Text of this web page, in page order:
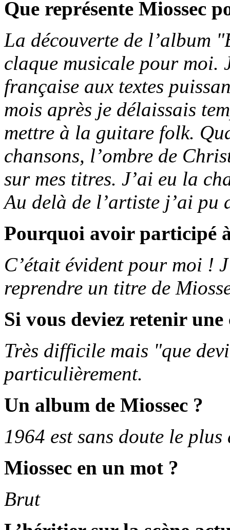
Que représente Miossec
La découverte de l’album
claque musicale pour moi.
française aux textes
mois après je délaissais
mettre à la guitare folk.
chansons, l’ombre de
sur mes titres. J’ai eu la
Au delà de l’artiste j’ai pu
Pourquoi avoir participé
C’était évident pour moi !
reprendre un titre de
Si vous deviez retenir une
Très difficile mais "que
particulièrement.
Un album de Miossec ?
1964 est sans doute le
Miossec en un mot ?
Brut